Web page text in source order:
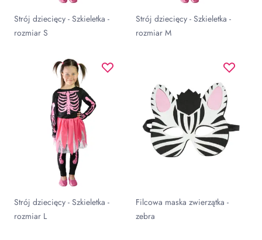
Strój dziecięcy - Szkieletka -
rozmiar S
Strój dziecięcy - Szkieletka -
rozmiar M
Strój dziecięcy - Szkieletka -
rozmiar L
Filcowa maska zwierzątka -
zebra